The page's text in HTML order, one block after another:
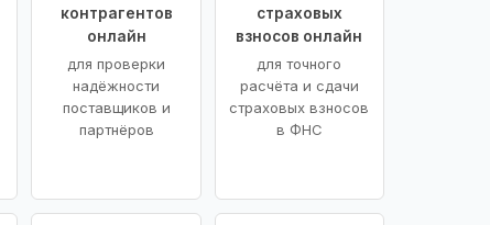
контрагентов
онлайн
для проверки
надёжности
поставщиков и
партнёров
страховых
взносов онлайн
для точного
расчёта и сдачи
страховых взносов
в ФНС